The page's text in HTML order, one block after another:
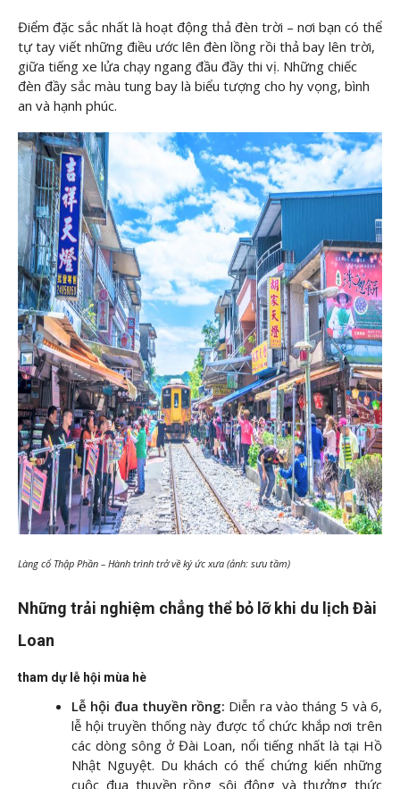
Điểm đặc sắc nhất là hoạt động thả đèn trời – nơi bạn có thể
tự tay viết những điều ước lên đèn lồng rồi thả bay lên trời,
giữa tiếng xe lửa chạy ngang đầu đầy thi vị. Những chiếc
đèn đầy sắc màu tung bay là biểu tượng cho hy vọng, bình
an và hạnh phúc.
Làng cổ Thập Phần – Hành trình trở về ký ức xưa (ảnh: sưu tầm)
Những trải nghiệm chẳng thể bỏ lỡ khi du lịch Đài
Loan
tham dự lễ hội mùa hè
Lễ hội đua thuyền rồng: Diễn ra vào tháng 5 và 6,
lễ hội truyền thống này được tổ chức khắp nơi trên
các dòng sông ở Đài Loan, nổi tiếng nhất là tại Hồ
Nhật Nguyệt. Du khách có thể chứng kiến những
cuộc đua thuyền rồng sôi động và thưởng thức